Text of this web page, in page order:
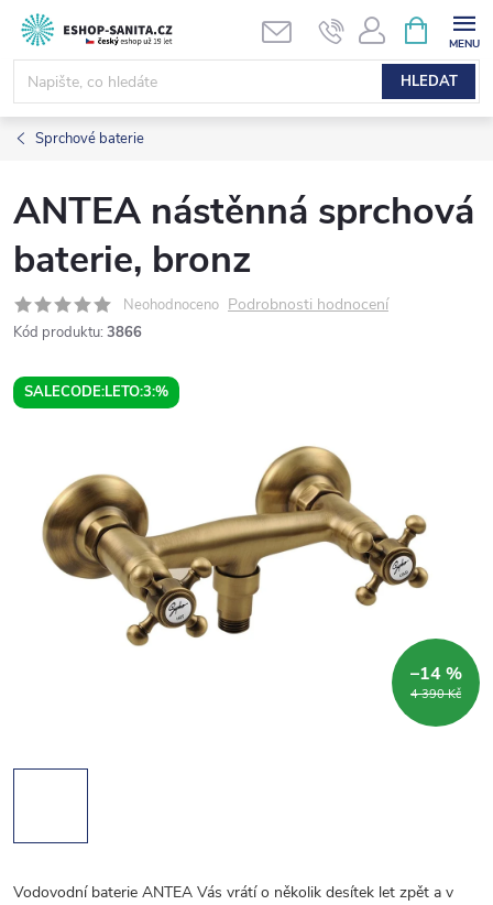
Přejít
obsah
HLEDAT
NÁKUPNÍ
KOŠÍK
Sprchové baterie
ANTEA nástěnná sprchová
baterie, bronz
Neohodnoceno Podrobnosti hodnocení
Kód produktu: 3866
SALECODE:LETO:3:%
4 390 Kč
–14 %
Vodovodní baterie ANTEA Vás vrátí o několik desítek let zpět a v